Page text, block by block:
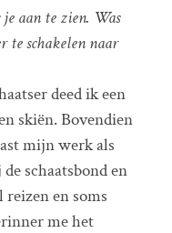
je aan te zien. Was
te schakelen naar
deed ik een
skiën. Bovendien
mijn werk als
schaatsbond en
en soms
me het